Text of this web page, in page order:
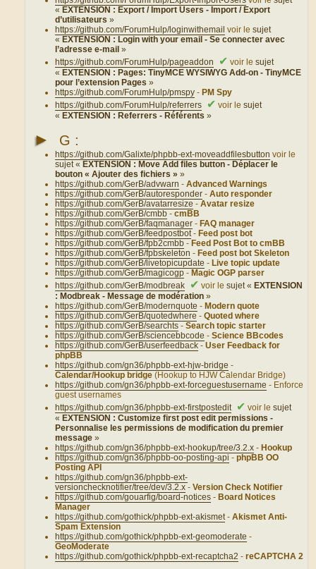
« EXTENSION : Export / Import Users - Import / Export
d’utilisateurs»
https://github.com/ForumHulp/loginwithemail voir lesujet
« EXTENSION : Login with your email - Se connecter avec
l’adresse e-mail»
https://github.com/ForumHulp/pageaddon
✔ voir lesujet
« EXTENSION : Pages: TinyMCE WYSIWYG Add-on - TinyMCE
pour l’extension Pages»
https://github.com/ForumHulp/pmspy - PM Spy
https://github.com/ForumHulp/referrers
✔ voir lesujet
« EXTENSION : Referrers - Référents»
► G :
https://github.com/Galixte/phpbb-ext-moveaddfilesbutton voir le
sujet « EXTENSION : Move Add files button - Déplacer le
bouton « Ajouter des fichiers »»
https://github.com/GerB/advwarn -Advanced Warnings
https://github.com/GerB/autoresponder -Auto responder
https://github.com/GerB/avatarresize -Avatar resize
https://github.com/GerB/cmbb -cmBB
https://github.com/GerB/faqmanager -FAQ manager
https://github.com/GerB/feedpostbot -Feed post bot
https://github.com/GerB/fpb2cmbb -Feed Post Bot to cmBB
https://github.com/GerB/fpbskeleton -Feed post bot Skeleton
https://github.com/GerB/livetopicupdate -Live topic update
https://github.com/GerB/magicogp -Magic OGP parser
https://github.com/GerB/modbreak
✔ voir lesujet « EXTENSION
: Modbreak - Message de modération»
https://github.com/GerB/modernquote -Modern quote
https://github.com/GerB/quotedwhere -Quoted where
https://github.com/GerB/searchts -Search topic starter
https://github.com/GerB/sciencebbcode -Science BBcodes
https://github.com/GerB/userfeedback -User Feedback for
phpBB
https://github.com/gn36/phpbb-ext-hjw-bridge -
Calendar/Hookup bridge (Hookup to HJW Calendar Bridge)
https://github.com/gn36/phpbb-ext-forceguestusername - Enforce
guest usernames
https://github.com/gn36/phpbb-ext-firstpostedit
✔ voir lesujet
« EXTENSION : Customize first post edit permissions -
Personnalise les permissions de modification du premier
message»
https://github.com/gn36/phpbb-ext-hookup/tree/3.2.x -Hookup
https://github.com/gn36/phpbb-oo-posting-api -phpBB OO
Posting API
https://github.com/gn36/phpbb-ext-
versionchecknotifier/tree/dev/3.2.x -Version Check Notifier
https://github.com/gouarfig/board-notices -Board Notices
Manager
https://github.com/gothick/phpbb-ext-akismet -Akismet Anti-
Spam Extension
https://github.com/gothick/phpbb-ext-geomoderate -
GeoModerate
https://github.com/gothick/phpbb-ext-recaptcha2 -reCAPTCHA 2